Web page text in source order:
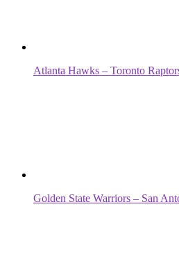
Atlanta Hawks – Toronto
Golden State Warriors – San